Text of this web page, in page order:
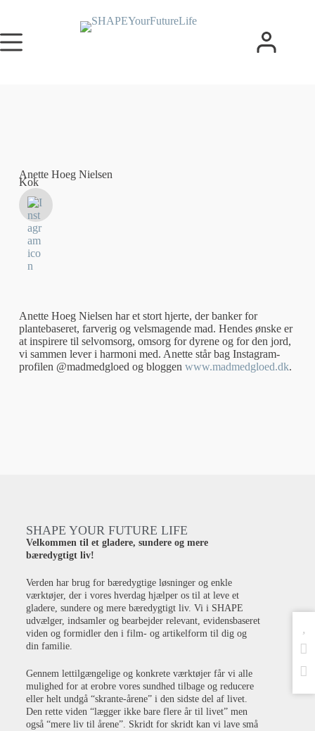
Anette Hoeg Nielsen
Kok
Anette Hoeg Nielsen har et stort hjerte, der banker for
plantebaseret, farverig og velsmagende mad. Hendes ønske er
at inspirere til selvomsorg, omsorg for dyrene og for den jord,
vi sammen lever i harmoni med. Anette står bag Instagram-
profilen @madmedgloed og bloggen www.madmedgloed.dk.
SHAPE YOUR FUTURE LIFE
Velkommen til et gladere, sundere og mere
bæredygtigt liv!
Verden har brug for bæredygtige løsninger og enkle
værktøjer, der i vores hverdag hjælper os til at leve et
gladere, sundere og mere bæredygtigt liv. Vi i SHAPE
udvælger, indsamler og bearbejder relevant, evidensbaseret
viden og formidler den i film- og artikelform til dig og
din familie.
Gennem lettilgængelige og konkrete værktøjer får vi alle
mulighed for at erobre vores sundhed tilbage og reducere
eller helt undgå “skrante-årene” i den sidste del af livet.
Den rette viden “lægger ikke bare flere år til livet” men
også “mere liv til årene”. Skridt for skridt kan vi lave små